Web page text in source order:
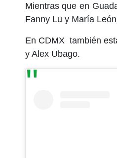
Mientras que en
Fanny Lu y María
En CDMX también
y Alex Ubago.